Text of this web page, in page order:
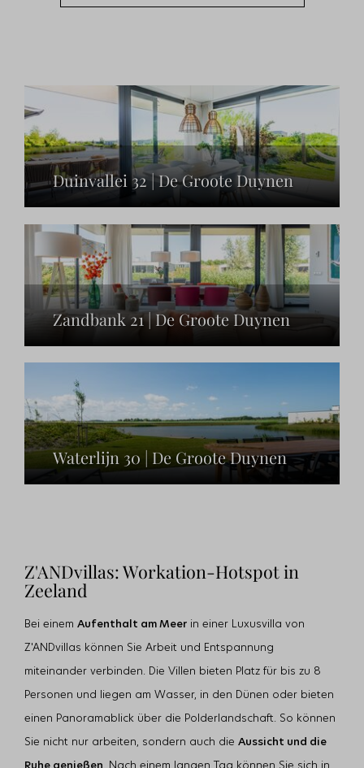
Duinvallei 32 | De Groote Duynen
Zandbank 21 | De Groote Duynen
Waterlijn 30 | De Groote Duynen
Z'ANDvillas: Workation-Hotspot in
Zeeland
Bei einemAufenthalt am Meer in einer Luxusvilla von
Z'ANDvillas können Sie Arbeit und Entspannung
miteinander verbinden. Die Villen bieten Platz für bis zu 8
Personen und liegen am Wasser, in den Dünen oder bieten
einen Panoramablick über die Polderlandschaft. So können
Sie nicht nur arbeiten, sondern auch dieAussicht und die
Ruhe genießen . Nach einem langen Tag können Sie sich in